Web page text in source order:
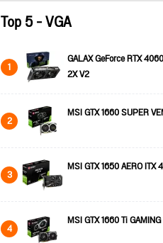
Top 5 - VGA
1
GALAX GeForce RTX
2X V2
2 MSI GTX 1660 SUPER
3 MSI GTX 1650 AERO ITX
4 MSI GTX 1660 Ti